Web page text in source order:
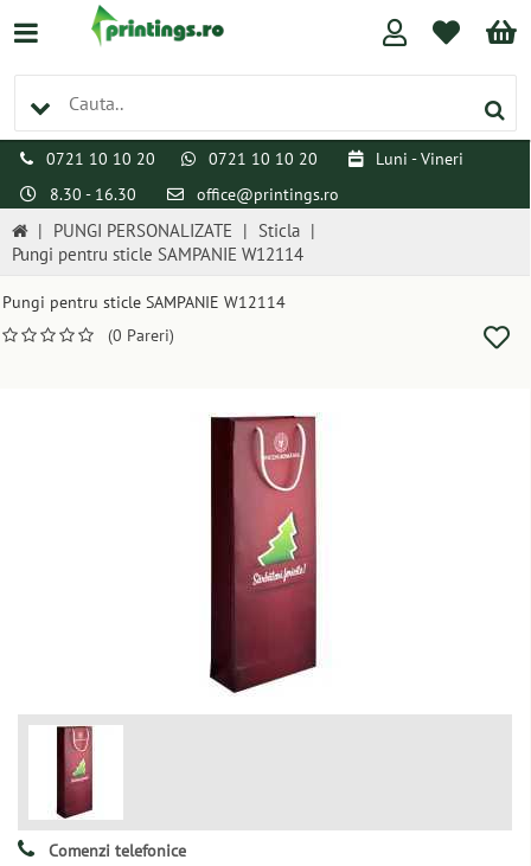
0721 10 10 20 0721 10 10 20
Luni - Vineri
8.30 - 16.30
office@printings.ro
| PUNGI PERSONALIZATE | Sticla |
Pungi pentru sticle SAMPANIE W12114
Pungi pentru sticle SAMPANIE W12114
(0 Pareri)
Comenzi telefonice